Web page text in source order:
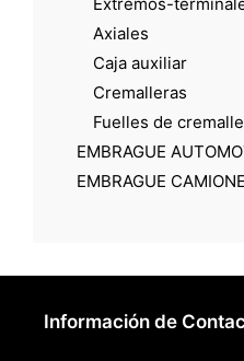
Axiales
Caja auxiliar
Cremalleras
Fuelles de
EMBRAGUE
EMBRAGUE
Información de